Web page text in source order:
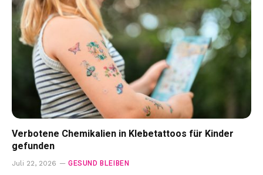
Verbotene Chemikalien in Klebetattoos für Kinder
gefunden
Juli 22, 2026 GESUND BLEIBEN